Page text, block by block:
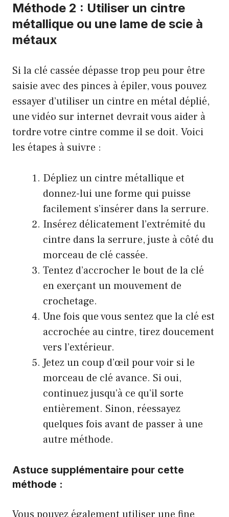
Méthode 2 : Utiliser un cintre
métallique ou une lame de scie à
métaux
Si la clé cassée dépasse trop peu pour être
saisie avec des pinces à épiler, vous pouvez
essayer d’utiliser un cintre en métal déplié,
une vidéo sur internet devrait vous aider à
tordre votre cintre comme il se doit. Voici
les étapes à suivre :
Dépliez un cintre métallique et
donnez-lui une forme qui puisse
facilement s’insérer dans la serrure.
Insérez délicatement l’extrémité du
cintre dans la serrure, juste à côté du
morceau de clé cassée.
Tentez d’accrocher le bout de la clé
en exerçant un mouvement de
crochetage.
Une fois que vous sentez que la clé est
accrochée au cintre, tirez doucement
vers l’extérieur.
Jetez un coup d’œil pour voir si le
morceau de clé avance. Si oui,
continuez jusqu’à ce qu’il sorte
entièrement. Sinon, réessayez
quelques fois avant de passer à une
autre méthode.
Astuce supplémentaire pour cette
méthode :